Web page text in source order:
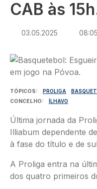
CAB às
03.05.2025 08:05
Imagem
TÓPICOS PROLIGA
CONCELHO
ÍLHAVO
Última jornada da
Illiabum dependente
à fase do título e de
A Proliga entra na
dos quatro primeiros